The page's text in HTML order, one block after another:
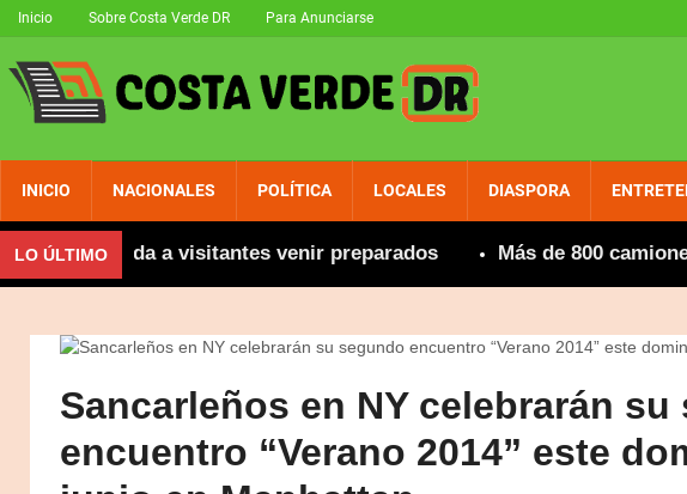
Inicio Sobre Costa Verde DR Para Anunciarse
INICIO NACIONALES POLÍTICA LOCALES DIASPORA
LO ÚLTIMO a visitantes venir preparados Más de 800
Sancarleños en NY celebrarán su
encuentro “Verano 2014” este